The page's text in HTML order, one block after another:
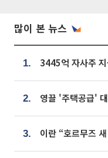
많이 본 뉴스
1.
2.
3.